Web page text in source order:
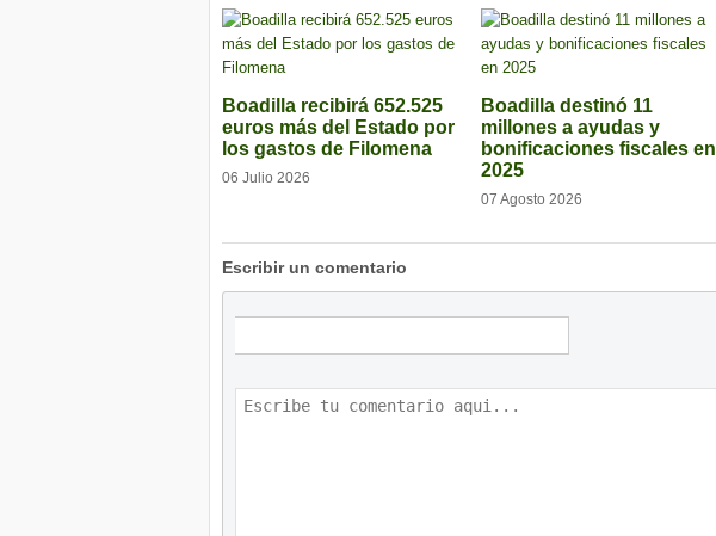
Boadilla recibirá 652.525
euros más del Estado por
los gastos de Filomena
06 Julio 2026
Boadilla destinó 11
millones a ayudas y
bonificaciones fiscales en
2025
07 Agosto 2026
Escribir un comentario